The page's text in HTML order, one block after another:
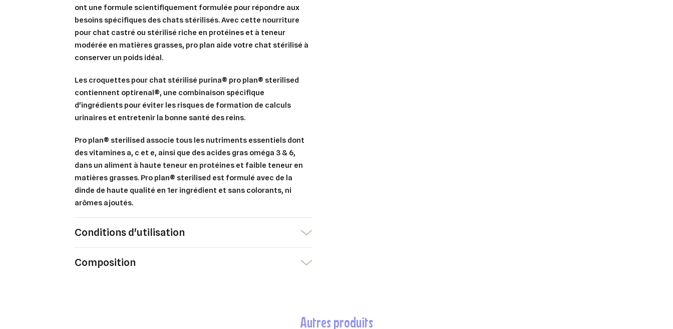
ont une formule scientifiquement formulée pour répondre aux
besoins spécifiques des chats stérilisés. Avec cette nourriture
pour chat castré ou stérilisé riche en protéines et à teneur
modérée en matières grasses, pro plan aide votre chat stérilisé à
conserver un poids idéal.
Les croquettes pour chat stérilisé purina® pro plan® sterilised
contiennent optirenal®, une combinaison spécifique
d'ingrédients pour éviter les risques de formation de calculs
urinaires et entretenir la bonne santé des reins.
Pro plan® sterilised associe tous les nutriments essentiels dont
des vitamines a, c et e, ainsi que des acides gras oméga 3 & 6,
dans un aliment à haute teneur en protéines et faible teneur en
matières grasses. Pro plan® sterilised est formulé avec de la
dinde de haute qualité en 1er ingrédient et sans colorants, ni
arômes ajoutés.
Conditions d'utilisation
Composition
autres produits
add_circle_outline Créer une nouvelle liste
Créer une liste d'envies
Annuler Créer une liste d'envies
Connexion